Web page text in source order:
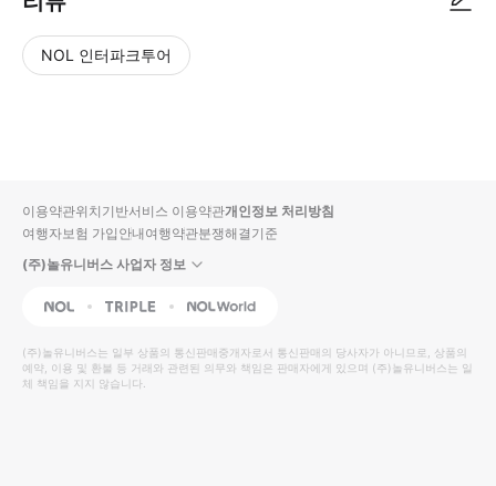
NOL 인터파크투어
입니
다.
높
은
순
동
영
상
순
상
이용약관위치기반서비스 이용약관개인정보 처리방침
여행자보험 가입안내여행약관분쟁해결기준
(주)놀유니버스 사업자 정보
NOL Triple Interpark Global
(주)놀유니버스는 일부 상품의 통신판매중개자로서 통신판매의 당사자가 아니므로, 상품의
예약, 이용 및 환불 등 거래와 관련된 의무와 책임은 판매자에게 있으며 (주)놀유니버스는 일
체 책임을 지지 않습니다.